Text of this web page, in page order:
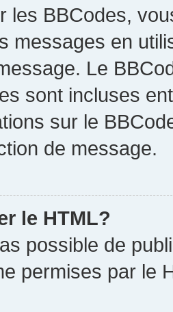
les BBCodes,
messages en
Le
sont incluses
sur le
de message.
le HTML?
possible de
permises par le